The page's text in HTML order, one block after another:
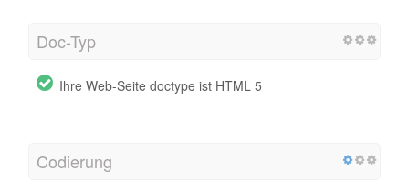
Doc-Typ
Ihre Web-Seite doctype ist HTML 5
Codierung